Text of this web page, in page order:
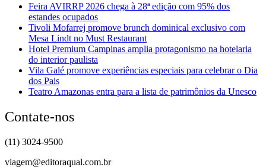
Feira AVIRRP 2026 chega à 28ª edição com 95% dos
estandes ocupados
Tivoli Mofarrej promove brunch dominical exclusivo com
Mesa Lindt no Must Restaurant
Hotel Premium Campinas amplia protagonismo na hotelaria
do interior paulista
Vila Galé promove experiências especiais para celebrar o Dia
dos Pais
Teatro Amazonas entra para a lista de patrimônios da Unesco
Contate-nos
(11) 3024-9500
viagem@editoraqual.com.br